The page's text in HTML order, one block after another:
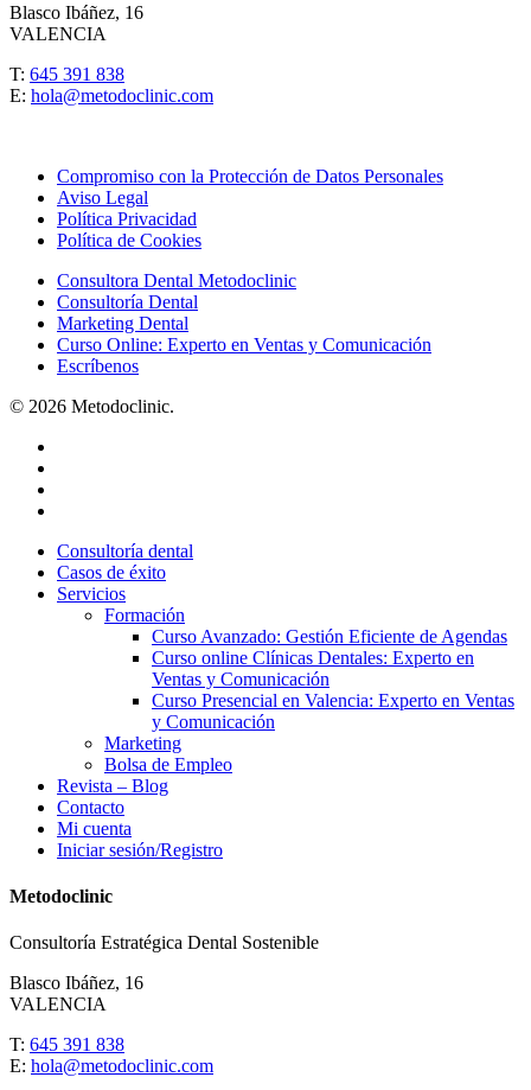
Blasco Ibáñez, 16
VALENCIA
T: 645 391 838
E: hola@metodoclinic.com
Compromiso con la Protección de Datos Personales
Aviso Legal
Política Privacidad
Política de Cookies
Consultora Dental Metodoclinic
Consultoría Dental
Marketing Dental
Curso Online: Experto en Ventas y Comunicación
Escríbenos
© 2026 Metodoclinic.
Consultoría dental
Casos de éxito
Servicios
Formación
Curso Avanzado: Gestión Eficiente de Agendas
Curso online Clínicas Dentales: Experto en
Ventas y Comunicación
Curso Presencial en Valencia: Experto en Ventas
y Comunicación
Marketing
Bolsa de Empleo
Revista – Blog
Contacto
Mi cuenta
Iniciar sesión/Registro
Metodoclinic
Consultoría Estratégica Dental Sostenible
Blasco Ibáñez, 16
VALENCIA
T: 645 391 838
E: hola@metodoclinic.com